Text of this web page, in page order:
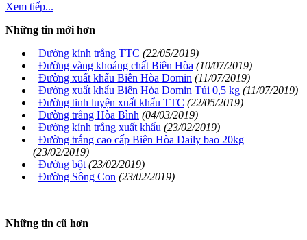
Xem tiếp...
Những tin mới hơn
Đường kính trắng TTC (22/05/2019)
Đường vàng khoáng chất Biên Hòa (10/07/2019)
Đường xuất khẩu Biên Hòa Domin (11/07/2019)
Đường xuất khẩu Biên Hòa Domin Túi 0,5 kg (11/07/2019)
Đường tinh luyện xuất khẩu TTC (22/05/2019)
Đường trắng Hòa Bình (04/03/2019)
Đường kính trắng xuất khẩu (23/02/2019)
Đường trắng cao cấp Biên Hòa Daily bao 20kg
(23/02/2019)
Đường bột (23/02/2019)
Đường Sông Con (23/02/2019)
Những tin cũ hơn